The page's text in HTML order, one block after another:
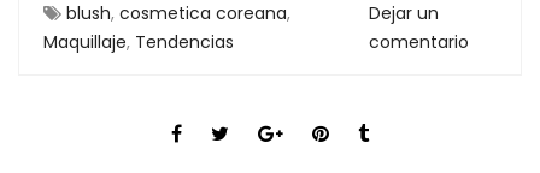
blush, cosmetica coreana,
Maquillaje, Tendencias
Dejar un
comentario